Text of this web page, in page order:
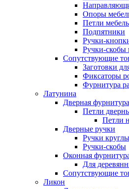
Опоры
Петли
Подпятники
Ручки-
Ручки-скобы
Сопутствующие
Заготовки
Фиксаторы
Фурнитура
Латунина
Дверная фурнитура
Петли
Петли
Дверные ручки
Ручки
Ручки-скобы
Оконная
Для
Сопутствующие
Ликон